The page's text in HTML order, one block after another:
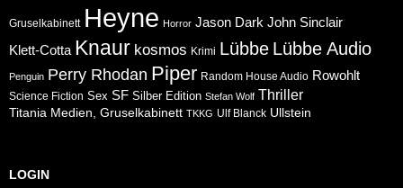
Gruselkabinett Heyne Horror Jason Dark John Sinclair
Klett-Cotta Knaur kosmos Krimi Lübbe Lübbe Audio
Penguin Perry Rhodan Piper Random House Audio Rowohlt
Science Fiction Sex SF Silber Edition Stefan Wolf Thriller
Titania Medien, Gruselkabinett TKKG Ulf Blanck Ullstein
LOGIN